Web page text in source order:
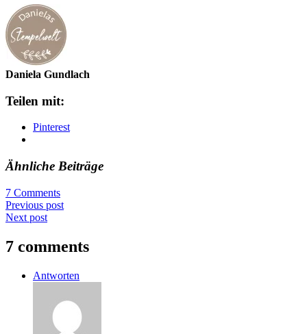
Daniela Gundlach
Teilen mit:
Pinterest
Ähnliche Beiträge
7 Comments
Previous post
Next post
7 comments
Antworten